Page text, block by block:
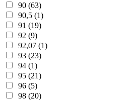
90 (63)
90,5 (1)
91 (19)
92 (9)
92,07 (1)
93 (23)
94 (1)
95 (21)
96 (5)
98 (20)